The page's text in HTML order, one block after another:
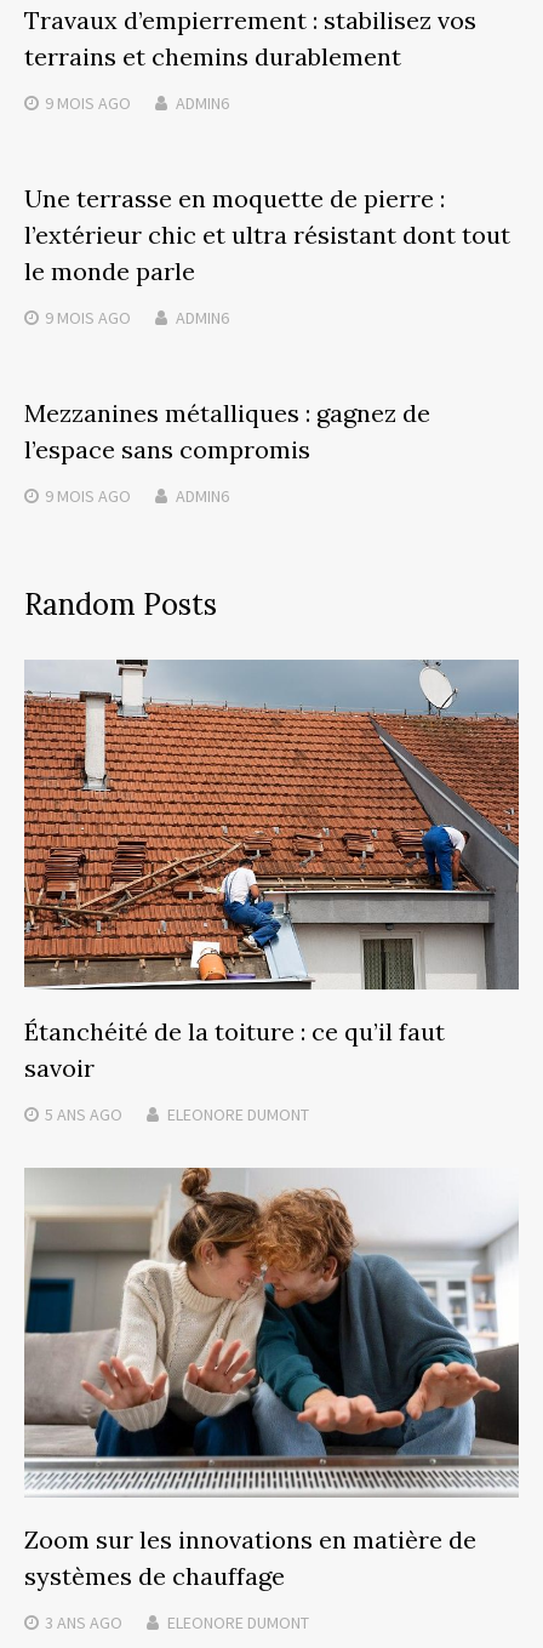
Travaux d’empierrement : stabilisez vos
terrains et chemins durablement
9 MOIS AGO ADMIN6
Une terrasse en moquette de pierre :
l’extérieur chic et ultra résistant dont tout
le monde parle
9 MOIS AGO ADMIN6
Mezzanines métalliques : gagnez de
l’espace sans compromis
9 MOIS AGO ADMIN6
Random Posts
Étanchéité de la toiture : ce qu’il faut
savoir
5 ANS AGO ELEONORE DUMONT
Zoom sur les innovations en matière de
systèmes de chauffage
3 ANS AGO ELEONORE DUMONT